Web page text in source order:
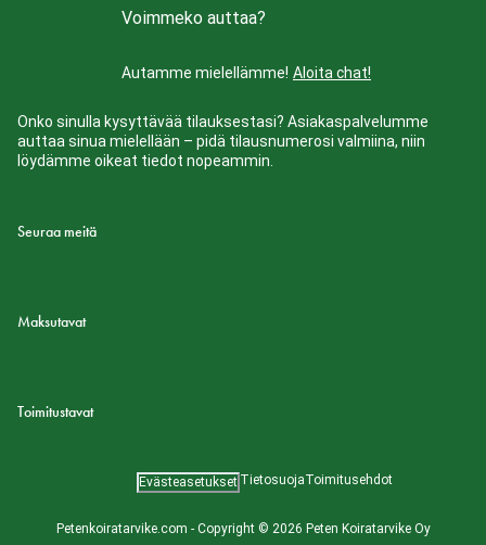
Voimmeko auttaa?
Autamme mielellämme! Aloita chat!
Onko sinulla kysyttävää tilauksestasi? Asiakaspalvelumme
auttaa sinua mielellään – pidä tilausnumerosi valmiina, niin
löydämme oikeat tiedot nopeammin.
Seuraa meitä
Maksutavat
Toimitustavat
Petenkoiratarvike.com - Copyright © 2026 Peten Koiratarvike Oy
Evästeasetukset TietosuojaToimitusehdot